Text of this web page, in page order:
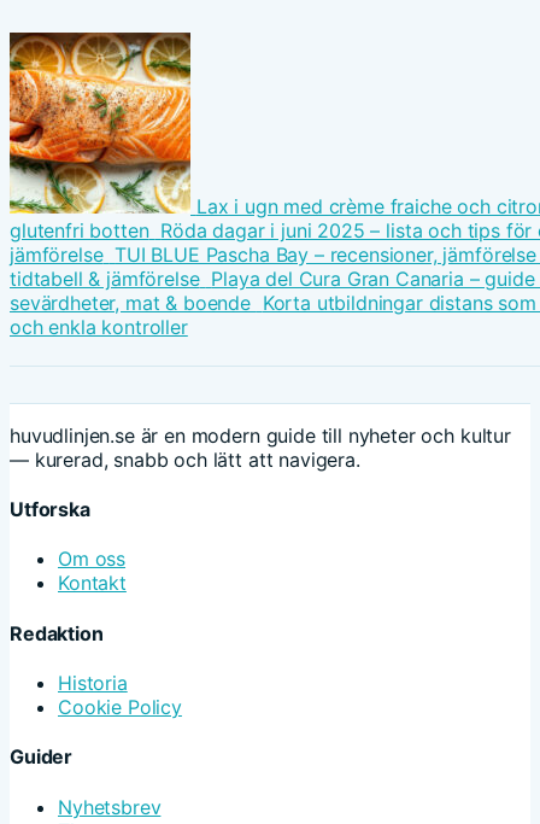
Lax i ugn med crème fraiche och
glutenfri botten Röda dagar i juni 2025 – lista och tips för
jämförelse TUI BLUE Pascha Bay – recensioner,
tidtabell & jämförelse Playa del Cura Gran Canaria –
sevärdheter, mat & boende Korta utbildningar distans
och enkla kontroller
huvudlinjen.se är en modern guide till nyheter och kultur
— kurerad, snabb och lätt att navigera.
Utforska
Om oss
Kontakt
Redaktion
Historia
Cookie Policy
Guider
Nyhetsbrev